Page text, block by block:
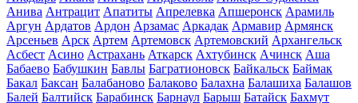
Анива Антрацит Апатиты Апрелевка Апшеронск Арамиль
Аргун Ардатов Ардон Арзамас Аркадак Армавир Армянск
Арсеньев Арск Артем Артемовск Артемовский Архангельск
Асбест Асино Астрахань Аткарск Ахтубинск Ачинск Аша
Бабаево Бабушкин Бавлы Багратионовск Байкальск Баймак
Бакал Баксан Балабаново Балаково Балахна Балашиха Балашов
Балей Балтийск Барабинск Барнаул Барыш Батайск Бахмут